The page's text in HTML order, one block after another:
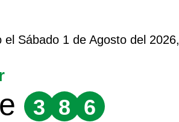
Sábado 1 de Agosto del 2026,
3 8 6